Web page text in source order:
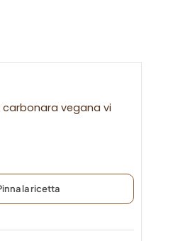
vegana vi
la ricetta